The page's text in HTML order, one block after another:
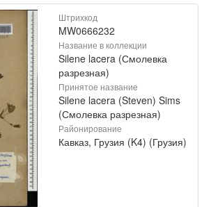
Штрихкод
MW0666232
Название в коллекции
Silene lacera (Смолевка
разрезная)
Принятое название
Silene lacera (Steven) Sims
(Смолевка разрезная)
Районирование
Кавказ, Грузия (K4) (Грузия)